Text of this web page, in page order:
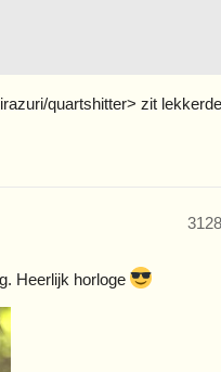
quartshitter> zit
3128
Heerlijk horloge